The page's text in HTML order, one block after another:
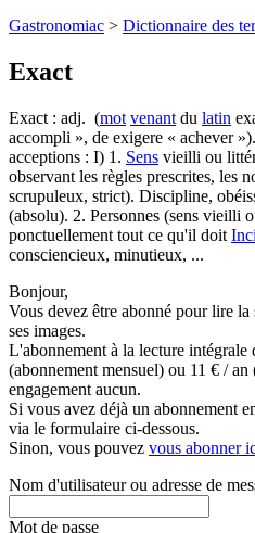
Gastronomiac > Dictionnaire des
Exact
Exact : adj. (mot venant du latin
accompli », de exigere « achever
acceptions : I) 1. Sens vieilli ou
observant les règles prescrites, les
scrupuleux, strict). Discipline,
(absolu). 2. Personnes (sens vieilli
ponctuellement tout ce qu'il doit
consciencieux, minutieux, ...
Bonjour,
Vous devez être abonné pour lire la
ses images.
L'abonnement à la lecture intégrale
(abonnement mensuel) ou 11 € / an
engagement aucun.
Si vous avez déjà un abonnement
via le formulaire ci-dessous.
Sinon, vous pouvez vous abonner
Nom d'utilisateur ou adresse de
Mot de passe